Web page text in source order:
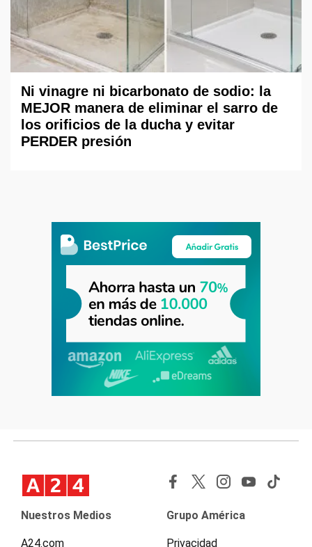
Ni vinagre ni bicarbonato de sodio: la
MEJOR manera de eliminar el sarro de
los orificios de la ducha y evitar
PERDER presión
Nuestros Medios
A24.com
Grupo América
Privacidad